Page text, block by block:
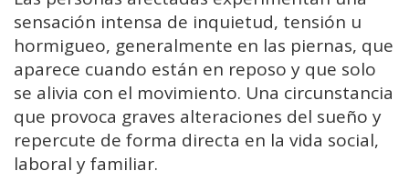
sensación intensa de inquietud, tensión u
hormigueo, generalmente en las piernas, que
aparece cuando están en reposo y que solo
se alivia con el movimiento. Una circunstancia
que provoca graves alteraciones del sueño y
repercute de forma directa en la vida social,
laboral y familiar.